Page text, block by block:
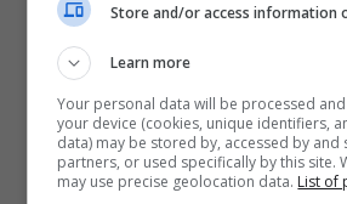
Store and/or access information
Learn more
Your personal data will be processed
your device (cookies, unique identifiers,
data) may be stored by, accessed by and
partners, or used specifically by this site.
may use precise geolocation data. List of